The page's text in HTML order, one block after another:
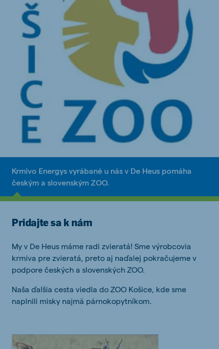
Krmivo Energys vyrábané u nás v De Heus pomáha
českým a slovenským ZOO.
Pridajte sa k nám
My v De Heus máme radi zvieratá! Sme výrobcovia
krmiva pre zvieratá, preto aj naďalej pokračujeme v
podpore českých a slovenských ZOO.
Naša ďalšia cesta viedla do ZOO Košice, kde sme
naplnili misky najmä párnokopytníkom.